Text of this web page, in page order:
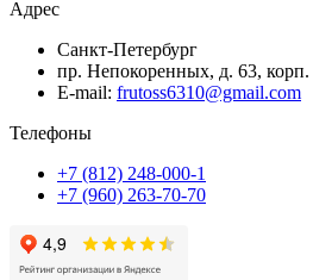
Адрес
Санкт-Петербург
пр. Непокоренных, д. 63, корп.
E-mail: frutoss6310@gmail.com
Телефоны
+7 (812) 248-000-1
+7 (960) 263-70-70